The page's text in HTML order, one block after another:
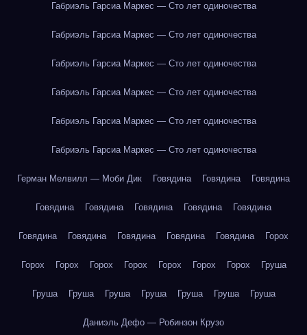
Габриэль Гарсиа Маркес — Сто лет одиночества
Габриэль Гарсиа Маркес — Сто лет одиночества
Габриэль Гарсиа Маркес — Сто лет одиночества
Габриэль Гарсиа Маркес — Сто лет одиночества
Габриэль Гарсиа Маркес — Сто лет одиночества
Габриэль Гарсиа Маркес — Сто лет одиночества
Герман Мелвилл — Моби Дик Говядина Говядина Говядина
Говядина Говядина Говядина Говядина Говядина
Говядина Говядина Говядина Говядина Говядина Горох
Горох Горох Горох Горох Горох Горох Горох Груша
Груша Груша Груша Груша Груша Груша Груша
Даниэль Дефо — Робинзон Крузо